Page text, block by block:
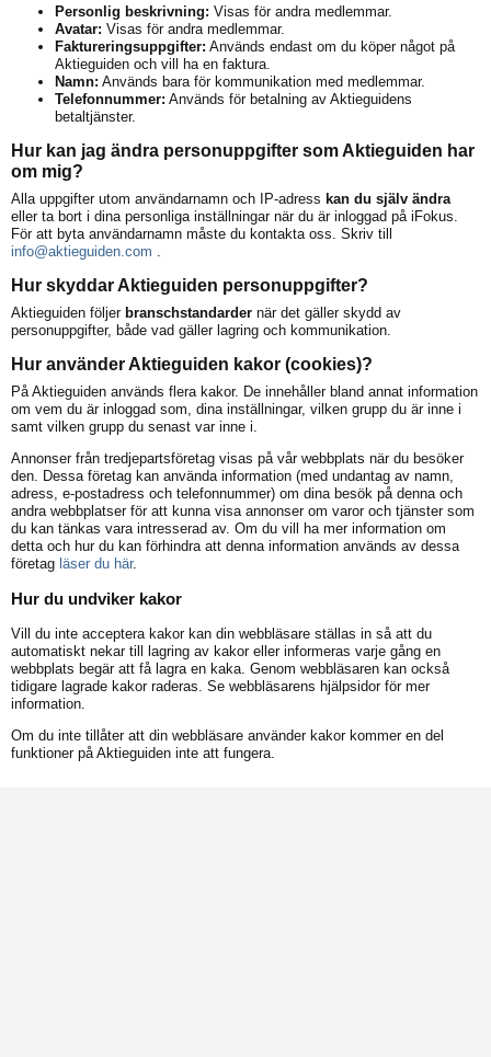
Personlig beskrivning: Visas för andra medlemmar.
Avatar: Visas för andra medlemmar.
Faktureringsuppgifter: Används endast om du köper något på
Aktieguiden och vill ha en faktura.
Namn: Används bara för kommunikation med medlemmar.
Telefonnummer: Används för betalning av Aktieguidens
betaltjänster.
Hur kan jag ändra personuppgifter som Aktieguiden har
om mig?
Alla uppgifter utom användarnamn och IP-adress kan du själv ändra
eller ta bort i dina personliga inställningar när du är inloggad på iFokus.
För att byta användarnamn måste du kontakta oss. Skriv till
info@aktieguiden.com
Hur skyddar Aktieguiden personuppgifter?
Aktieguiden följer branschstandarder när det gäller skydd av
personuppgifter, både vad gäller lagring och kommunikation.
Hur använder Aktieguiden kakor (cookies)?
På Aktieguiden används flera kakor. De innehåller bland annat information
om vem du är inloggad som, dina inställningar, vilken grupp du är inne i
samt vilken grupp du senast var inne i.
Annonser från tredjepartsföretag visas på vår webbplats när du besöker
den. Dessa företag kan använda information (med undantag av namn,
adress, e-postadress och telefonnummer) om dina besök på denna och
andra webbplatser för att kunna visa annonser om varor och tjänster som
du kan tänkas vara intresserad av. Om du vill ha mer information om
detta och hur du kan förhindra att denna information används av dessa
företag läser du här.
Hur du undviker kakor
Vill du inte acceptera kakor kan din webbläsare ställas in så att du
automatiskt nekar till lagring av kakor eller informeras varje gång en
webbplats begär att få lagra en kaka. Genom webbläsaren kan också
tidigare lagrade kakor raderas. Se webbläsarens hjälpsidor för mer
information.
Om du inte tillåter att din webbläsare använder kakor kommer en del
funktioner på Aktieguiden inte att fungera.